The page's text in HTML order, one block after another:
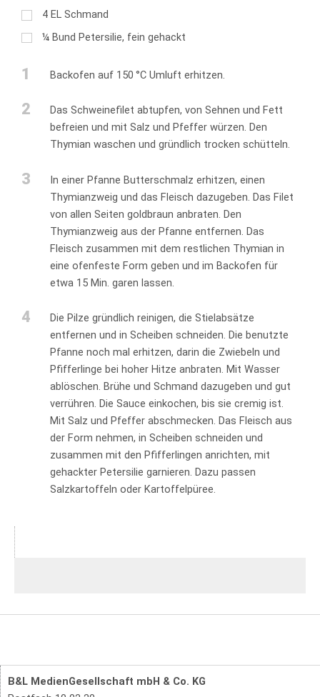
4 EL Schmand
¼ Bund Petersilie, fein gehackt
1 Backofen auf 150 °C Umluft erhitzen.
2
Das Schweinefilet abtupfen, von Sehnen und Fett
befreien und mit Salz und Pfeffer würzen. Den
Thymian waschen und gründlich trocken schütteln.
3
In einer Pfanne Butterschmalz erhitzen, einen
Thymianzweig und das Fleisch dazugeben. Das Filet
von allen Seiten goldbraun anbraten. Den
Thymianzweig aus der Pfanne entfernen. Das
Fleisch zusammen mit dem restlichen Thymian in
eine ofenfeste Form geben und im Backofen für
etwa 15 Min. garen lassen.
4
Die Pilze gründlich reinigen, die Stielabsätze
entfernen und in Scheiben schneiden. Die benutzte
Pfanne noch mal erhitzen, darin die Zwiebeln und
Pfifferlinge bei hoher Hitze anbraten. Mit Wasser
ablöschen. Brühe und Schmand dazugeben und gut
verrühren. Die Sauce einkochen, bis sie cremig ist.
Mit Salz und Pfeffer abschmecken. Das Fleisch aus
der Form nehmen, in Scheiben schneiden und
zusammen mit den Pfifferlingen anrichten, mit
gehackter Petersilie garnieren. Dazu passen
Salzkartoffeln oder Kartoffelpüree.
B&L MedienGesellschaft mbH & Co. KG